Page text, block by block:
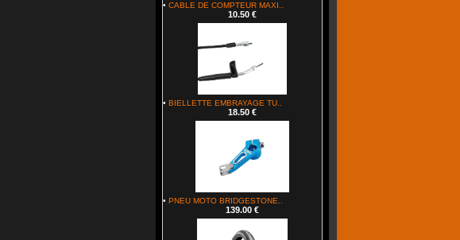
• CABLE DE COMPTEUR MAXI..
10.50 €
• BIELLETTE EMBRAYAGE TU..
18.50 €
• PNEU MOTO BRIDGESTONE..
139.00 €